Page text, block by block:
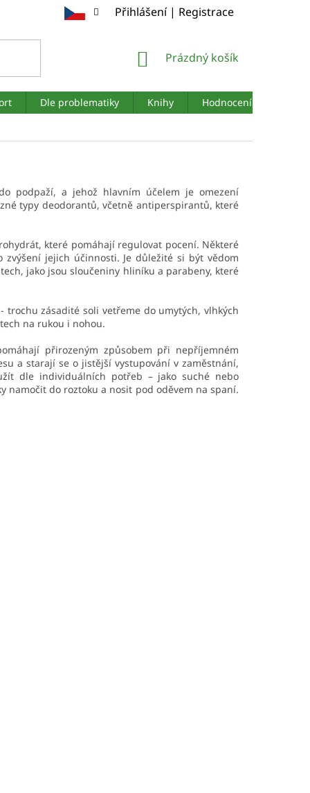
Přihlášení | Registrace
NÁKUPNÍ
Prázdný košík
Dle problematiky Knihy
Hodnocení obchodu
podpaží, a jehož hlavním účelem je omezení
typy deodorantů, včetně antiperspirantů, které
které pomáhají regulovat pocení. Některé
jejich účinnosti. Je důležité si být vědom
jako jsou sloučeniny hliníku a parabeny, které
zásadité soli vetřeme do umytých, vlhkých
na rukou i nohou.
přirozeným způsobem při nepříjemném
a starají se o jistější vystupování v zaměstnání,
dle individuálních potřeb – jako suché nebo
namočit do roztoku a nosit pod oděvem na spaní.